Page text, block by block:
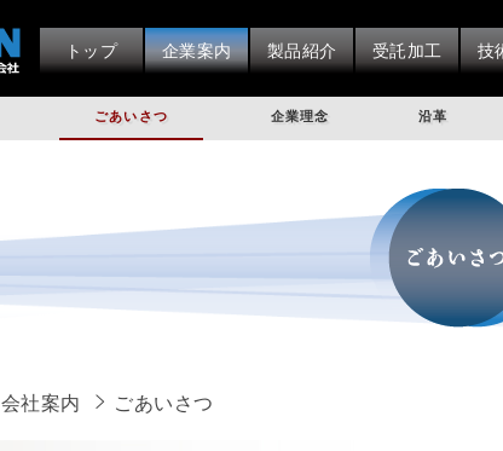
トップ 企業案内 製品紹介 受託加工 技
ごあいさつ 企業理念 沿革
会社案内 ごあいさつ